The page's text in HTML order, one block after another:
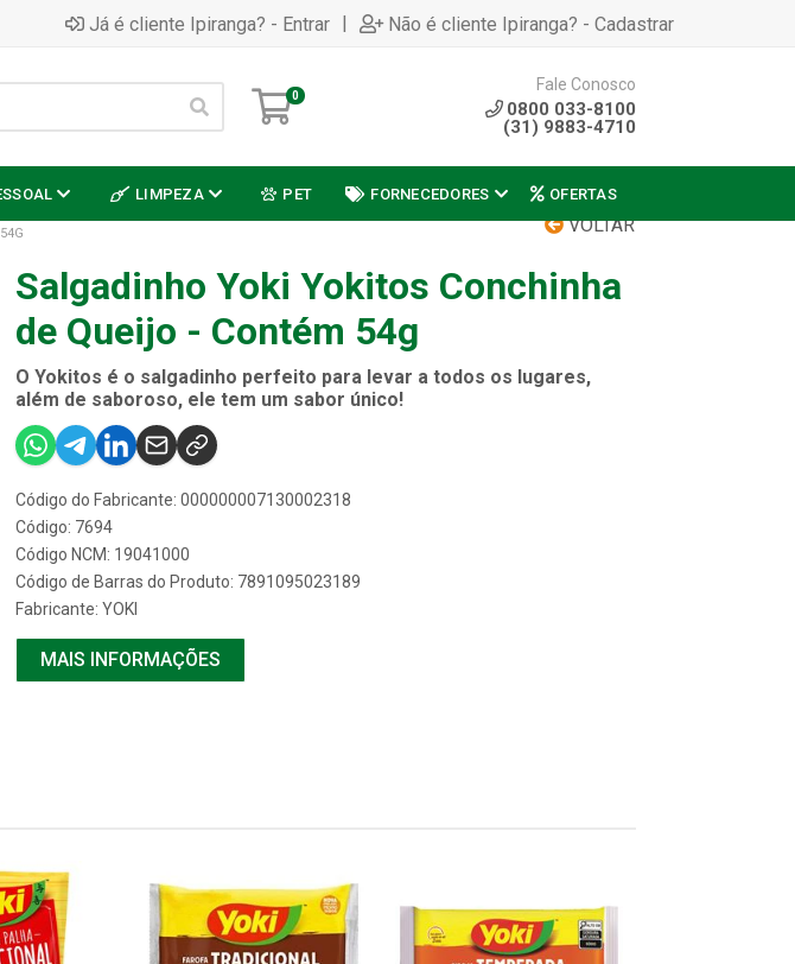
Já é cliente Ipiranga? - Entrar | Não é cliente Ipiranga? - Cadastrar
0
Fale Conosco
0800 033-8100
(31) 9883-4710
LIMPEZA PET FORNECEDORES OFERTAS
VOLTAR
Salgadinho Yoki Yokitos Conchinha
de Queijo - Contém 54g
O Yokitos é o salgadinho perfeito para levar a todos os lugares,
além de saboroso, ele tem um sabor único!
Código do Fabricante: 000000007130002318
Código: 7694
Código NCM: 19041000
Código de Barras do Produto: 7891095023189
Fabricante: YOKI
MAIS INFORMAÇÕES